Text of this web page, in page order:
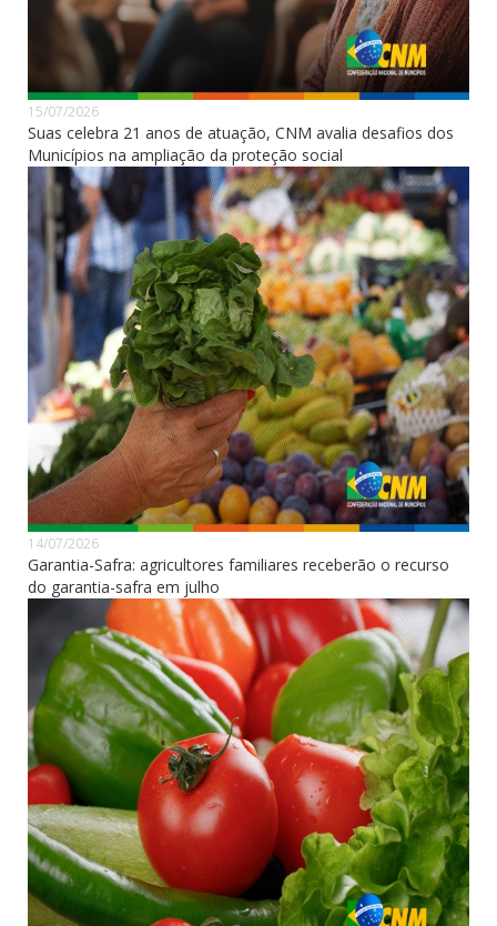
15/07/2026
Suas celebra 21 anos de atuação, CNM avalia desafios dos
Municípios na ampliação da proteção social
14/07/2026
Garantia-Safra: agricultores familiares receberão o recurso
do garantia-safra em julho